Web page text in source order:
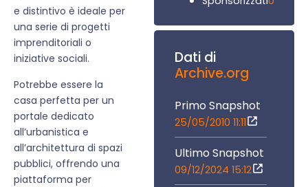
e distintivo è ideale per
una serie di progetti
imprenditoriali o
iniziative sociali.
Potrebbe essere la
casa perfetta per un
portale dedicato
all’urbanistica e
all’architettura di spazi
pubblici, offrendo una
piattaforma per
Dati di
Archive.org
Primo Snapshot
25/05/2010 11:11
Ultimo Snapshot
09/12/2024 15:12